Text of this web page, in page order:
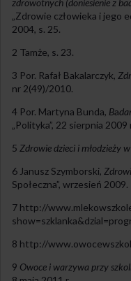
zdrowotnych (doniesienie z
„Zdrowie człowieka i jego
2004, s. 25.
2 Tamże, s. 23.
3 Por. Rafał Bakalarczyk,
nr 2(49)/2010.
4 Por. Martyna Bunda, Ba
„Polityka”, 22 sierpnia 2009
5 Zdrowie dzieci i młodzieży
6 Janusz Szymborski,
Społeczna”, wrzesień 2009.
7 http://
8 http://
9 Owoce i warzywa przy